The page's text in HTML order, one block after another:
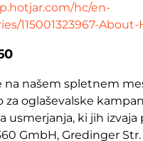
hc/en-
115001323967-
na našem spletnem
za oglaševalske
usmerjanja, ki jih izvaja
GmbH, Gredinger Str.